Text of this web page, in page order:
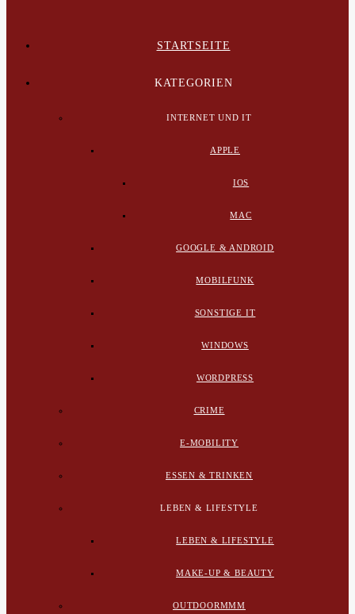
STARTSEITE
KATEGORIEN
INTERNET UND IT
APPLE
IOS
MAC
GOOGLE & ANDROID
MOBILFUNK
SONSTIGE IT
WINDOWS
WORDPRESS
CRIME
E-MOBILITY
ESSEN & TRINKEN
LEBEN & LIFESTYLE
LEBEN & LIFESTYLE
MAKE-UP & BEAUTY
OUTDOORMMM